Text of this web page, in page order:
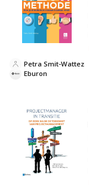
Eburon
Petra Smit-Wattez